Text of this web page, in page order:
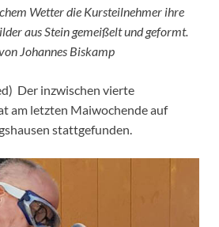
Wetter die Kursteilnehmer ihre
aus Stein gemeißelt und geformt.
Johannes Biskamp
Der inzwischen vierte
am letzten Maiwochende auf
stattgefunden.